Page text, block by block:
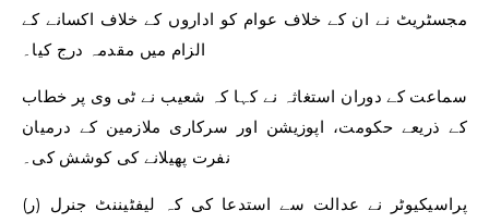
مجسٹریٹ نے ان کے خلاف عوام کو اداروں کے خلاف اکسانے کے
الزام میں مقدمہ درج کیا۔
سماعت کے دوران استغاثہ نے کہا کہ شعیب نے ٹی وی پر خطاب
کے ذریعے حکومت، اپوزیشن اور سرکاری ملازمین کے درمیان
نفرت پھیلانے کی کوشش کی۔
پراسیکیوٹر نے عدالت سے استدعا کی کہ لیفٹیننٹ جنرل (ر)